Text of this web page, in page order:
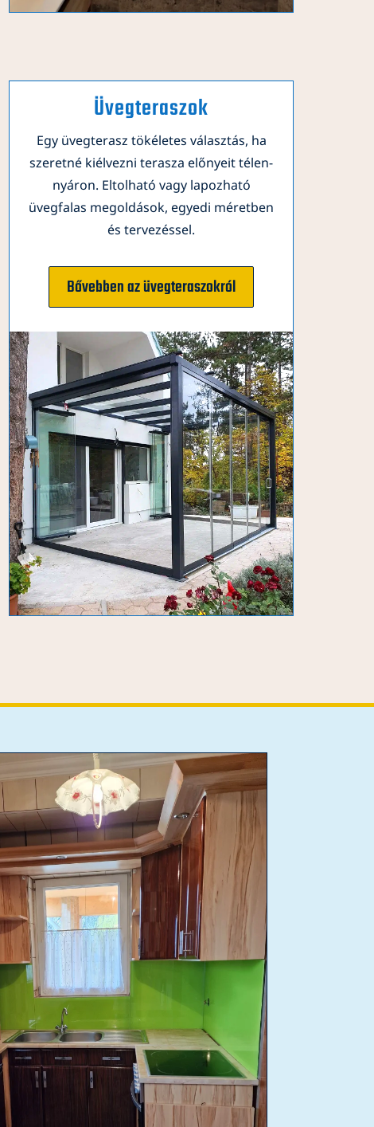
Üvegteraszok
Egy üvegterasz tökéletes választás, ha
szeretné kiélvezni terasza előnyeit télen-
nyáron. Eltolható vagy lapozható
üvegfalas megoldások, egyedi méretben
és tervezéssel.
Bővebben az üvegteraszokról